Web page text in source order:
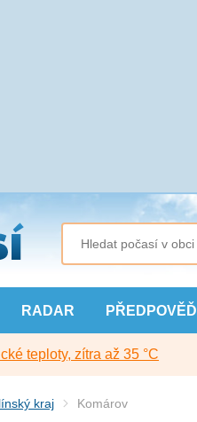
RADAR PŘEDPOVĚĎ
teploty, zítra až 35 °C
kraj Komárov